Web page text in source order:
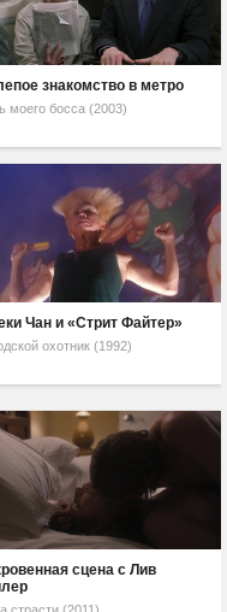
знакомство в метро
моего босса (2003)
Чан и «Стрит Файтер»
охотник (1992)
сцена с Лив
страсти (2011)